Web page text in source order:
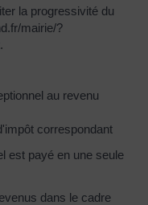
la progressivité du
mairie/?
au revenu
correspondant
est payé en une seule
dans le cadre